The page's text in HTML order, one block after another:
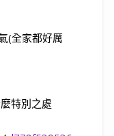
(全家都好厲
特別之處